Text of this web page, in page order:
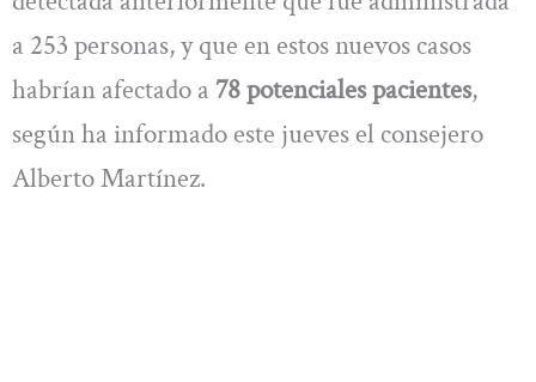
a 253 personas, y que en estos nuevos casos
habrían afectado a 78 potenciales pacientes,
según ha informado este jueves el consejero
Alberto Martínez.